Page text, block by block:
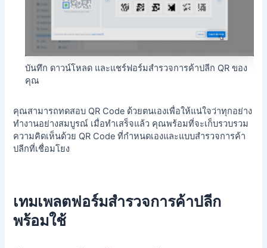
บันทึก ดาวน์โหลด และแชร์ฟอร์มสำรวจการค้าปลีก QR ของ
คุณ
คุณสามารถทดสอบ QR Code ด้วยตนเองเพื่อให้แน่ใจว่าทุกอย่าง
ทำงานอย่างสมบูรณ์ เมื่อทำเสร็จแล้ว คุณพร้อมที่จะเก็บรวบรวม
ความคิดเห็นด้วย QR Code ที่กำหนดเองและแบบสำรวจการค้า
ปลีกที่เชื่อมโยง
เทมเพลตฟอร์มสำรวจการค้าปลีก
พร้อมใช้